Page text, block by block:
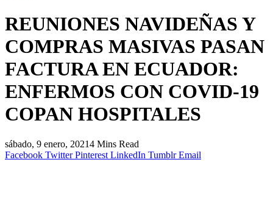
REUNIONES NAVIDEÑAS Y
COMPRAS MASIVAS PASAN
FACTURA EN ECUADOR:
ENFERMOS CON COVID-19
COPAN HOSPITALES
sábado, 9 enero, 20214 Mins Read
Facebook Twitter Pinterest LinkedIn Tumblr Email